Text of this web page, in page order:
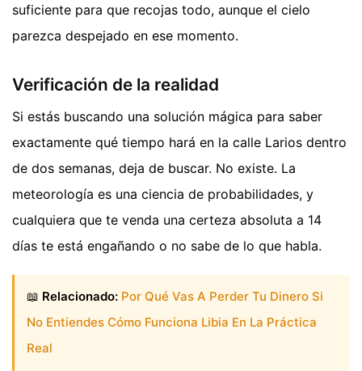
suficiente para que recojas todo, aunque el cielo
parezca despejado en ese momento.
Verificación de la realidad
Si estás buscando una solución mágica para saber
exactamente qué tiempo hará en la calle Larios dentro
de dos semanas, deja de buscar. No existe. La
meteorología es una ciencia de probabilidades, y
cualquiera que te venda una certeza absoluta a 14
días te está engañando o no sabe de lo que habla.
📖 Relacionado: Por Qué Vas A Perder Tu Dinero Si
No Entiendes Cómo Funciona Libia En La Práctica
Real